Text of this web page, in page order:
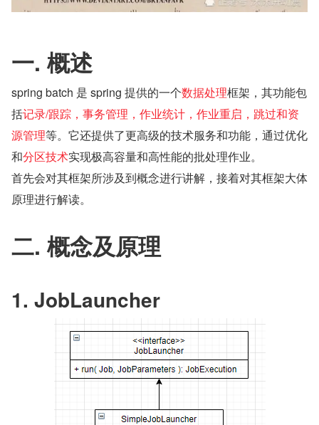
一. 概述
spring batch 是 spring 提供的一个数据处理框架，其功能包
括记录/跟踪，事务管理，作业统计，作业重启，跳过和资
源管理等。它还提供了更高级的技术服务和功能，通过优化
和分区技术实现极高容量和高性能的批处理作业。
首先会对其框架所涉及到概念进行讲解，接着对其框架大体
原理进行解读。
二. 概念及原理
1. JobLauncher